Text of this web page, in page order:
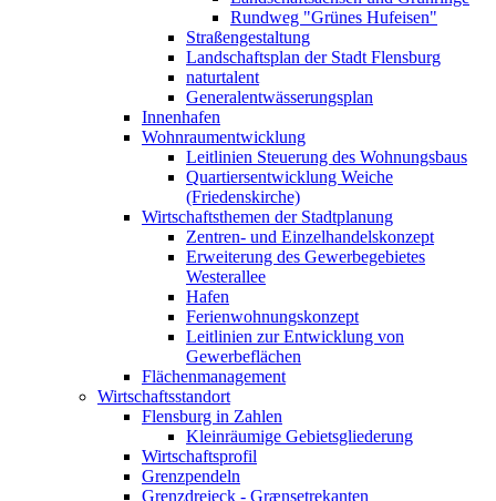
Rundweg "Grünes Hufeisen"
Straßengestaltung
Landschaftsplan der Stadt Flensburg
naturtalent
Generalentwässerungsplan
Innenhafen
Wohnraumentwicklung
Leitlinien Steuerung des Wohnungsbaus
Quartiersentwicklung Weiche
(Friedenskirche)
Wirtschaftsthemen der Stadtplanung
Zentren- und Einzelhandelskonzept
Erweiterung des Gewerbegebietes
Westerallee
Hafen
Ferienwohnungskonzept
Leitlinien zur Entwicklung von
Gewerbeflächen
Flächenmanagement
Wirtschaftsstandort
Flensburg in Zahlen
Kleinräumige Gebietsgliederung
Wirtschaftsprofil
Grenzpendeln
Grenzdreieck - Grænsetrekanten